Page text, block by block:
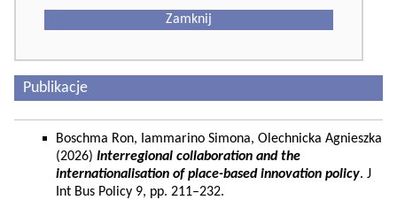
Zamknij
Publikacje
Boschma Ron, Iammarino Simona, Olechnicka Agnieszka
(2026) Interregional collaboration and the
internationalisation of place-based innovation policy. J
Int Bus Policy 9, pp. 211–232.